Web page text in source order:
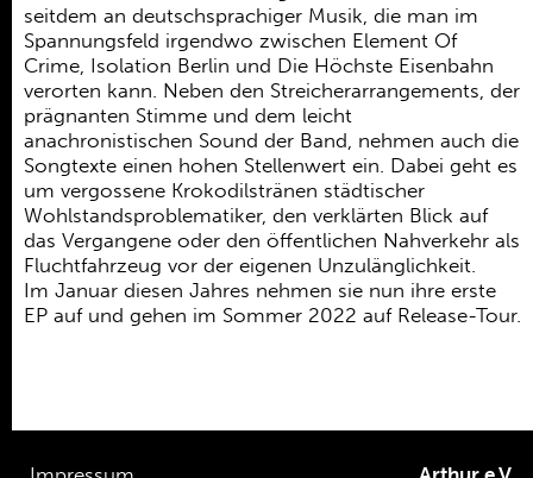
seitdem an deutschsprachiger Musik, die man im
Spannungsfeld irgendwo zwischen Element Of
Crime, Isolation Berlin und Die Höchste Eisenbahn
verorten kann. Neben den Streicherarrangements, der
prägnanten Stimme und dem leicht
anachronistischen Sound der Band, nehmen auch die
Songtexte einen hohen Stellenwert ein. Dabei geht es
um vergossene Krokodilstränen städtischer
Wohlstandsproblematiker, den verklärten Blick auf
das Vergangene oder den öffentlichen Nahverkehr als
Fluchtfahrzeug vor der eigenen Unzulänglichkeit.
Im Januar diesen Jahres nehmen sie nun ihre erste
EP auf und gehen im Sommer 2022 auf Release-Tour.